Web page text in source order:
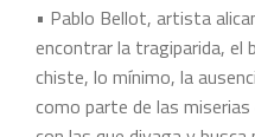
• Pablo Bellot, artista
encontrar la tragiparida, el
chiste, lo mínimo, la
como parte de las